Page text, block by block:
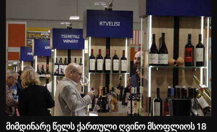
მიმდინარე წელს ქართული ღვინო მსოფლიოს 18